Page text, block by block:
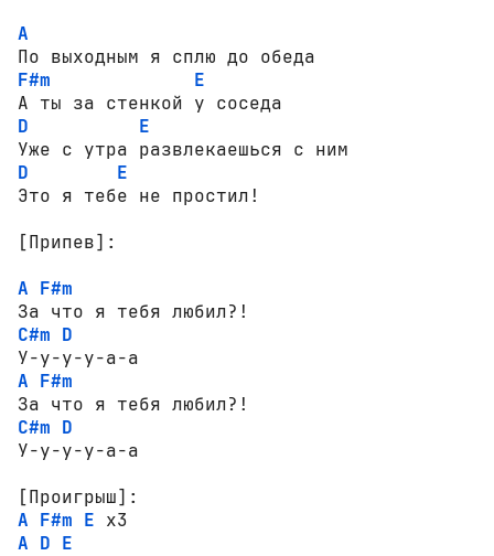
A
F#m
E
D
E
D
E
Это я тебе не простил!
[Припев]:
A F#m
C#m D
A F#m
C#m D
[Проигрыш]:
A F#m E
A D E